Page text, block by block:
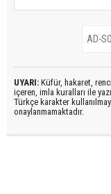
UYARI: Küfür, hakaret,
içeren, imla kuralları ile
Türkçe karakter
onaylanmamaktadır.